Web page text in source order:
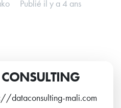
Publié il y a 4 ans
dataconsulting-mali.com